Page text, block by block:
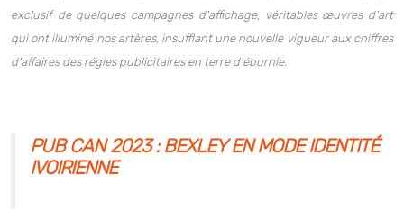
exclusif de quelques campagnes d'affichage, véritables œuvres d'art
qui ont illuminé nos artères, insufflant une nouvelle vigueur aux chiffres
d'affaires des régies publicitaires en terre d'éburnie.
PUB CAN 2023 : BEXLEY EN MODE IDENTITÉ
IVOIRIENNE